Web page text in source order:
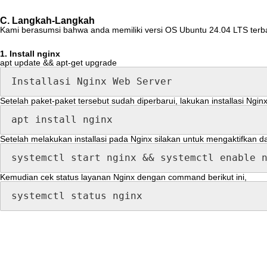
C. Langkah-Langkah
Kami berasumsi bahwa anda memiliki versi OS Ubuntu 24 04 LTS
1. Install nginx
apt update && apt-get upgrade
Installasi Nginx Web Server
Setelah paket-paket tersebut sudah diperbarui lakukan installasi Nginx
apt install nginx
Setelah melakukan installasi pada Nginx silakan untuk mengaktifkan
systemctl start nginx && systemctl enable
Kemudian cek status layanan Nginx dengan command berikut ini
systemctl status nginx